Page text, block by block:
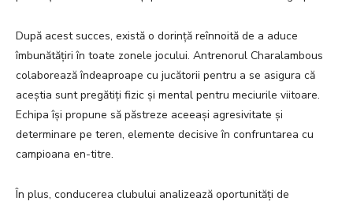
După acest succes, există o dorință reînnoită de a aduce
îmbunătățiri în toate zonele jocului. Antrenorul Charalambous
colaborează îndeaproape cu jucătorii pentru a se asigura că
aceștia sunt pregătiți fizic și mental pentru meciurile viitoare.
Echipa își propune să păstreze aceeași agresivitate și
determinare pe teren, elemente decisive în confruntarea cu
campioana en-titre.
În plus, conducerea clubului analizează oportunități de